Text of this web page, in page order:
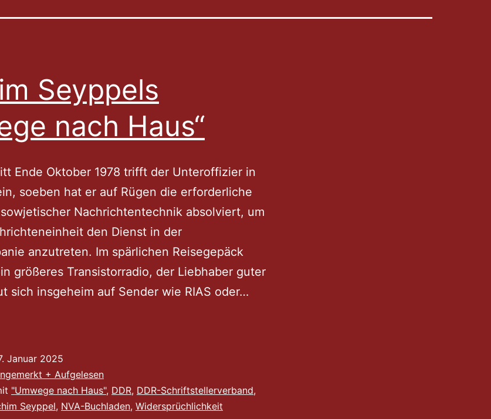
Seyppels
nach Haus“
Ende Oktober 1978 trifft der Unteroffizier in
soeben hat er auf Rügen die erforderliche
Nachrichtentechnik absolviert, um
den Dienst in der
anzutreten. Im spärlichen Reisegepäck
größeres Transistorradio, der Liebhaber guter
sich insgeheim auf Sender wie RIAS oder…
Januar 2025
+ Aufgelesen
"Umwege nach Haus", DDR, DDR-Schriftstellerverband,
Seyppel, NVA-Buchladen, Widersprüchlichkeit